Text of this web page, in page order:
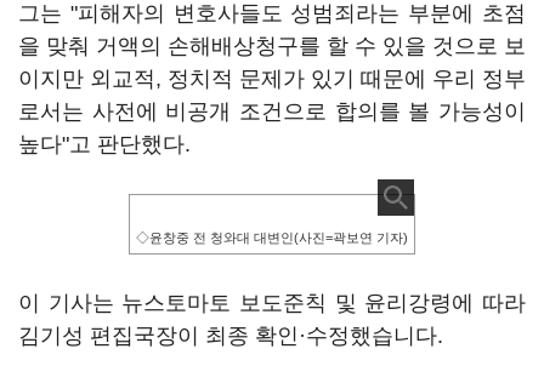
그는 "피해자의 변호사들도 성범죄라는 부분에 초점
을 맞춰 거액의 손해배상청구를 할 수 있을 것으로 보
이지만 외교적, 정치적 문제가 있기 때문에 우리 정부
로서는 사전에 비공개 조건으로 합의를 볼 가능성이
높다"고 판단했다.
◇윤창중 전 청와대 대변인(사진=곽보연 기자)
이 기사는 뉴스토마토 보도준칙 및 윤리강령에 따라
김기성 편집국장이 최종 확인·수정했습니다.